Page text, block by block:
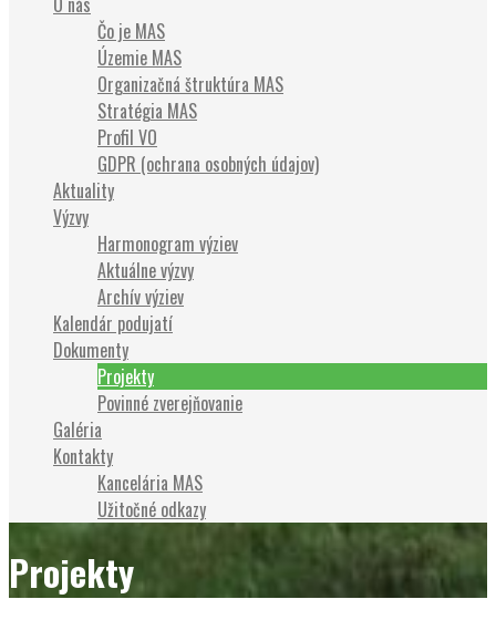
Čo je MAS
Územie MAS
Organizačná štruktúra MAS
Stratégia MAS
Profil VO
GDPR (ochrana osobných údajov)
Aktuality
Výzvy
Harmonogram výziev
Aktuálne výzvy
Archív výziev
Kalendár podujatí
Dokumenty
Projekty
Povinné zverejňovanie
Galéria
Kontakty
Kancelária MAS
Užitočné odkazy
Projekty